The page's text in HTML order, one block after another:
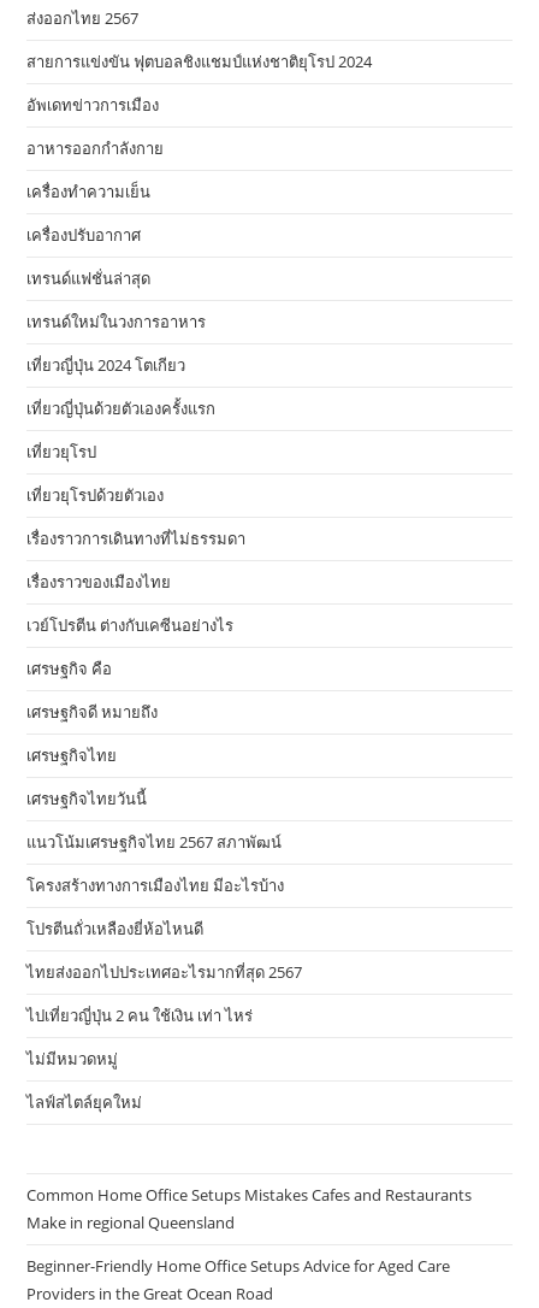
ส่งออกไทย 2567
สายการแข่งขัน ฟุตบอลชิงแชมป์แห่งชาติยุโรป 2024
อัพเดทข่าวการเมือง
อาหารออกกําลังกาย
เครื่องทำความเย็น
เครื่องปรับอากาศ
เทรนด์แฟชั่นล่าสุด
เทรนด์ใหม่ในวงการอาหาร
เที่ยวญี่ปุ่น 2024 โตเกียว
เที่ยวญี่ปุ่นด้วยตัวเองครั้งแรก
เที่ยวยุโรป
เที่ยวยุโรปด้วยตัวเอง
เรื่องราวการเดินทางที่ไม่ธรรมดา
เรื่องราวของเมืองไทย
เวย์โปรตีน ต่างกับเคซีนอย่างไร
เศรษฐกิจ คือ
เศรษฐกิจดี หมายถึง
เศรษฐกิจไทย
เศรษฐกิจไทยวันนี้
แนวโน้มเศรษฐกิจไทย 2567 สภาพัฒน์
โครงสร้างทางการเมืองไทย มีอะไรบ้าง
โปรตีนถั่วเหลืองยี่ห้อไหนดี
ไทยส่งออกไปประเทศอะไรมากที่สุด 2567
ไปเที่ยวญี่ปุ่น 2 คน ใช้เงิน เท่า ไหร่
ไม่มีหมวดหมู่
ไลฟ์สไตล์ยุคใหม่
Common Home Office Setups Mistakes Cafes and Restaurants
Make in regional Queensland
Beginner-Friendly Home Office Setups Advice for Aged Care
Providers in the Great Ocean Road